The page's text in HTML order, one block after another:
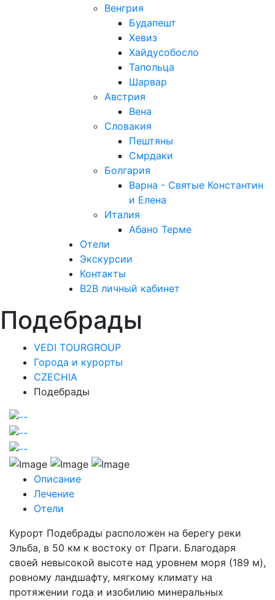
Венгрия
Будапешт
Хевиз
Хайдусобосло
Тапольца
Шарвар
Австрия
Вена
Словакия
Пештяны
Смрдаки
Болгария
Варна - Святые Константин
и Елена
Италия
Абано Терме
Отели
Экскурсии
Контакты
B2B личный кабинет
Подебрады
VEDI TOURGROUP
Города и курорты
CZECHIA
Подебрады
Описание
Лечение
Отели
Курорт Подебрады расположен на берегу реки
Эльба, в 50 км к востоку от Праги. Благодаря
своей невысокой высоте над уровнем моря (189 м),
ровному ландшафту, мягкому климату на
протяжении года и изобилию минеральных